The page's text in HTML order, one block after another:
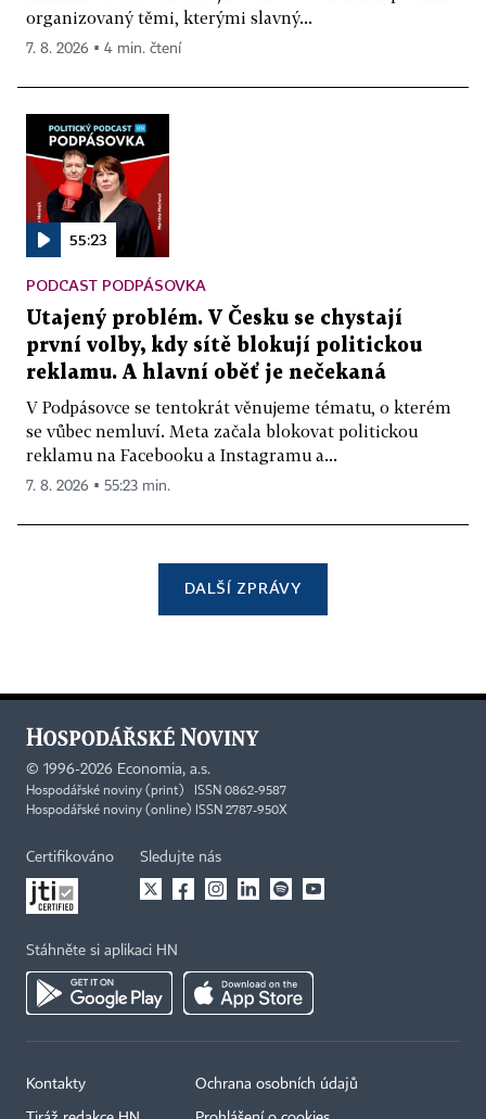
organizovaný těmi, kterými slavný...
7. 8. 2026 ▪ 4 min. čtení
55:23
PODCAST PODPÁSOVKA
Utajený problém. V Česku se chystají
první volby, kdy sítě blokují politickou
reklamu. A hlavní oběť je nečekaná
V Podpásovce se tentokrát věnujeme tématu, o kterém
se vůbec nemluví. Meta začala blokovat politickou
reklamu na Facebooku a Instagramu a...
7. 8. 2026 ▪ 55:23 min.
DALŠÍ ZPRÁVY
© 1996-2026 Economia, a.s.
Hospodářské noviny (print) ISSN 0862-9587
Hospodářské noviny (online) ISSN 2787-950X
Certifikováno Sledujte nás
Stáhněte si aplikaci HN
Kontakty Ochrana osobních údajů